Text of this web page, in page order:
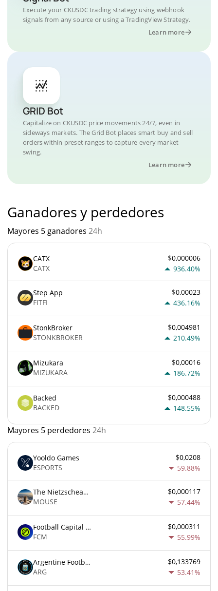
Execute your CKUSDC trading strategy using webhook
signals from any source or using a TradingView Strategy.
Learn more
GRID Bot
Capitalize on CKUSDC price movements 24/7, even in
sideways markets. The Grid Bot places smart buy and sell
orders within preset ranges to capture every market
swing.
Learn more
Ganadores y perdedores
Mayores 5 ganadores 24h
CATX
CATX
$0,000006
936.40%
Step App
FITFI
$0,00023
436.16%
StonkBroker
STONKBROKER
$0,004981
210.49%
Mizukara
MIZUKARA
$0,00016
186.72%
Backed
BACKED
$0,000488
148.55%
Mayores 5 perdedores 24h
Yooldo Games
ESPORTS
$0,0208
59.88%
The Nietzschean Mouse
MOUSE
$0,000117
57.44%
Football Capital Markets
FCM
$0,000311
55.99%
Argentine Football Association Fan Token
ARG
$0,133769
53.41%